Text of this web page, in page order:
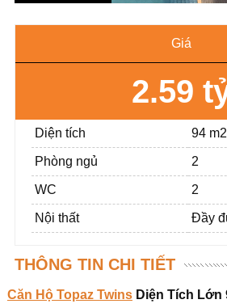
Giá
2.59
Diện tích 94
Phòng ngủ 2
WC 2
Nội thất Đầy
THÔNG TIN CHI TIẾT
Căn Hộ Topaz TwinsDiện Tích Lớn